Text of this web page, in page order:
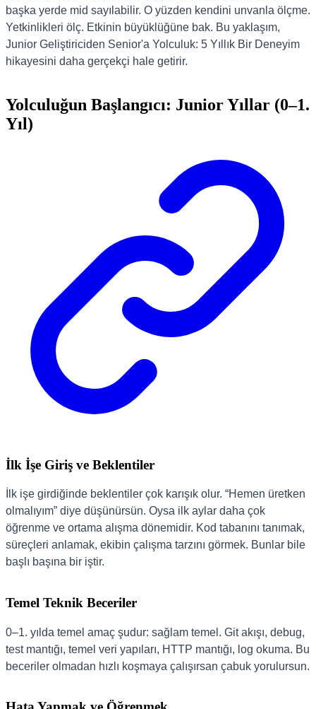
başka yerde mid sayılabilir. O yüzden kendini unvanla ölçme.
Yetkinlikleri ölç. Etkinin büyüklüğüne bak. Bu yaklaşım,
Junior Geliştiriciden Senior'a Yolculuk: 5 Yıllık Bir Deneyim
hikayesini daha gerçekçi hale getirir.
Yolculuğun Başlangıcı: Junior Yıllar (0–1.
Yıl)
İlk İşe Giriş ve Beklentiler
İlk işe girdiğinde beklentiler çok karışık olur. “Hemen üretken
olmalıyım” diye düşünürsün. Oysa ilk aylar daha çok
öğrenme ve ortama alışma dönemidir. Kod tabanını tanımak,
süreçleri anlamak, ekibin çalışma tarzını görmek. Bunlar bile
başlı başına bir iştir.
Temel Teknik Beceriler
0–1. yılda temel amaç şudur: sağlam temel. Git akışı, debug,
test mantığı, temel veri yapıları, HTTP mantığı, log okuma. Bu
beceriler olmadan hızlı koşmaya çalışırsan çabuk yorulursun.